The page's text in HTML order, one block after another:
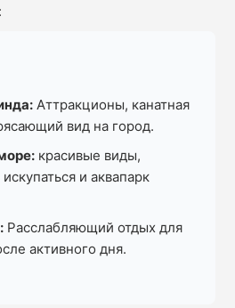
Аттракционы, канатная
вид на город.
красивые виды,
и аквапарк
Расслабляющий отдых для
активного дня.